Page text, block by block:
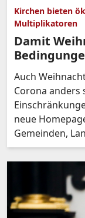
Kirchen bieten
Multiplikatoren
Damit
Auch
Corona anders
neue
Gemeinden,